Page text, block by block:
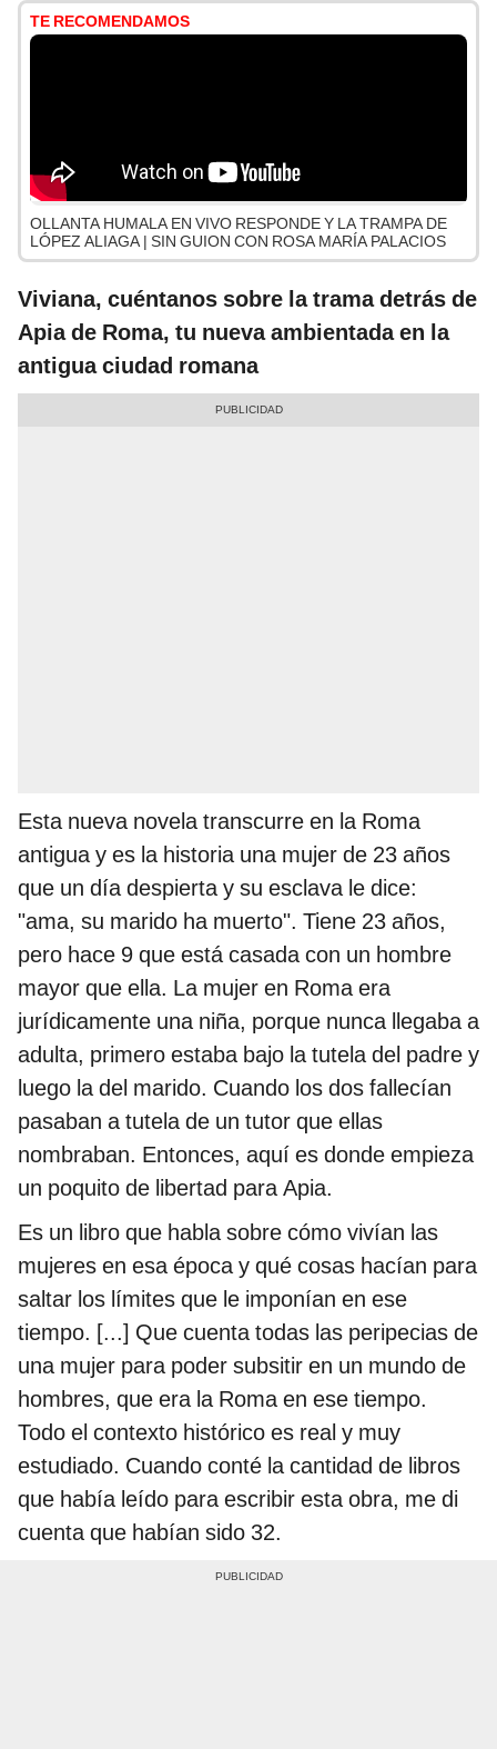
TE RECOMENDAMOS
OLLANTA HUMALA EN VIVO RESPONDE Y LA TRAMPA DE
LÓPEZ ALIAGA | SIN GUION CON ROSA MARÍA PALACIOS
Viviana, cuéntanos sobre la trama detrás de
Apia de Roma, tu nueva ambientada en la
antigua ciudad romana
Esta nueva novela transcurre en la Roma
antigua y es la historia una mujer de 23 años
que un día despierta y su esclava le dice:
"ama, su marido ha muerto". Tiene 23 años,
pero hace 9 que está casada con un hombre
mayor que ella. La mujer en Roma era
jurídicamente una niña, porque nunca llegaba a
adulta, primero estaba bajo la tutela del padre y
luego la del marido. Cuando los dos fallecían
pasaban a tutela de un tutor que ellas
nombraban. Entonces, aquí es donde empieza
un poquito de libertad para Apia.
Es un libro que habla sobre cómo vivían las
mujeres en esa época y qué cosas hacían para
saltar los límites que le imponían en ese
tiempo. [...] Que cuenta todas las peripecias de
una mujer para poder subsitir en un mundo de
hombres, que era la Roma en ese tiempo.
Todo el contexto histórico es real y muy
estudiado. Cuando conté la cantidad de libros
que había leído para escribir esta obra, me di
cuenta que habían sido 32.